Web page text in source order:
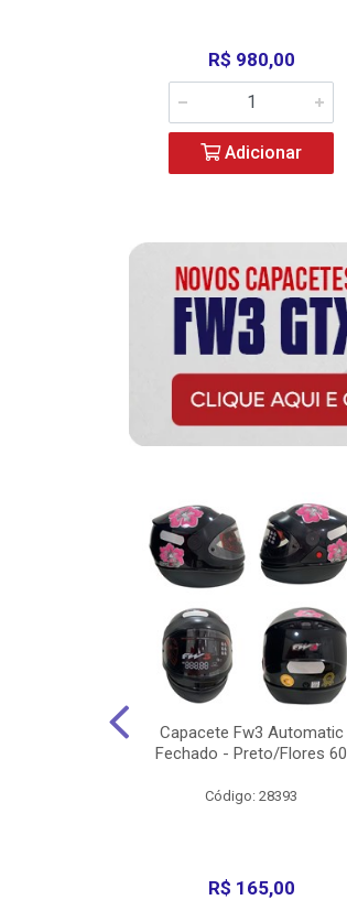
R$ 980,00
Adicionar
Capacete Fw3 Automatic
Fechado - Preto/Flores 60
Código: 28393
R$ 165,00